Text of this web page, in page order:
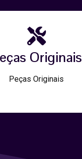
Originais
Peças Originais